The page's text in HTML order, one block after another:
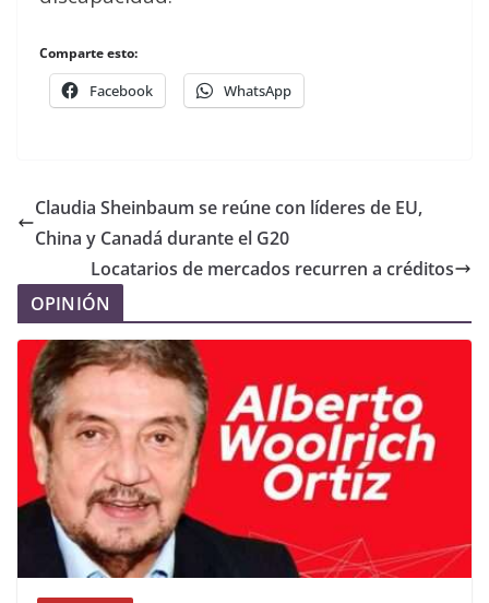
Comparte esto:
Facebook WhatsApp
Claudia Sheinbaum se reúne con líderes de EU,
China y Canadá durante el G20
Locatarios de mercados recurren a créditos
OPINIÓN